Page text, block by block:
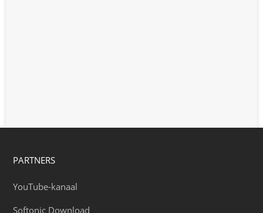
PARTNERS
YouTube-kanaal
Softonic Download